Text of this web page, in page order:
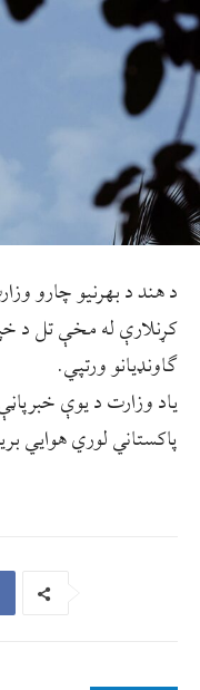
د هند د بهرنيو چارو
کړنلارې له مخې تل د
ګاونډيانو ورتپي.
ياد وزارت د يوې
پاکستاني لوري هوايي